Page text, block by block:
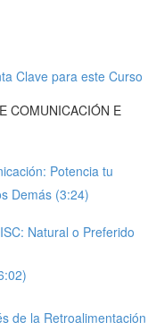
Clave para este Curso
COMUNICACIÓN E
Potencia tu
Demás (3:24)
Natural o Preferido
de la Retroalimentación